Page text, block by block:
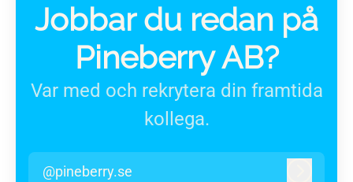
Jobbar du redan på
Pineberry AB?
Var med och rekrytera din framtida
kollega.
@pineberry.se